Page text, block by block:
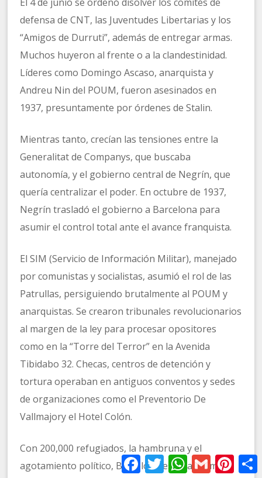
defensa de CNT, las Juventudes Libertarias y los
“Amigos de Durruti”, además de entregar armas.
Muchos huyeron al frente o a la clandestinidad.
Líderes como Domingo Ascaso, anarquista y
Andreu Nin del POUM, fueron asesinados en
1937, presuntamente por órdenes de Stalin.
Mientras tanto, crecían las tensiones entre la
Generalitat de Companys, que buscaba
autonomía, y el gobierno central de Negrín, que
quería centralizar el poder. En octubre de 1937,
Negrín trasladó el gobierno a Barcelona para
asumir el control total ante el avance franquista.
El SIM (Servicio de Información Militar), manejado
por comunistas y socialistas, asumió el rol de las
Patrullas, persiguiendo brutalmente al POUM y
anarquistas. Se crearon tribunales revolucionarios
al margen de la ley para procesar opositores
como en la “Torre del Terror” en la Avenida
Tibidabo 32. Checas, centros de detención y
tortura operaban en antiguos conventos y sedes
de organizaciones como el Preventorio De
Vallmajory el Hotel Colón.
Con 200,000 refugiados, la hambruna y el
agotamiento político, Barcelona estaba al límite.
FacebookTwitterWhatsApp
Gmail